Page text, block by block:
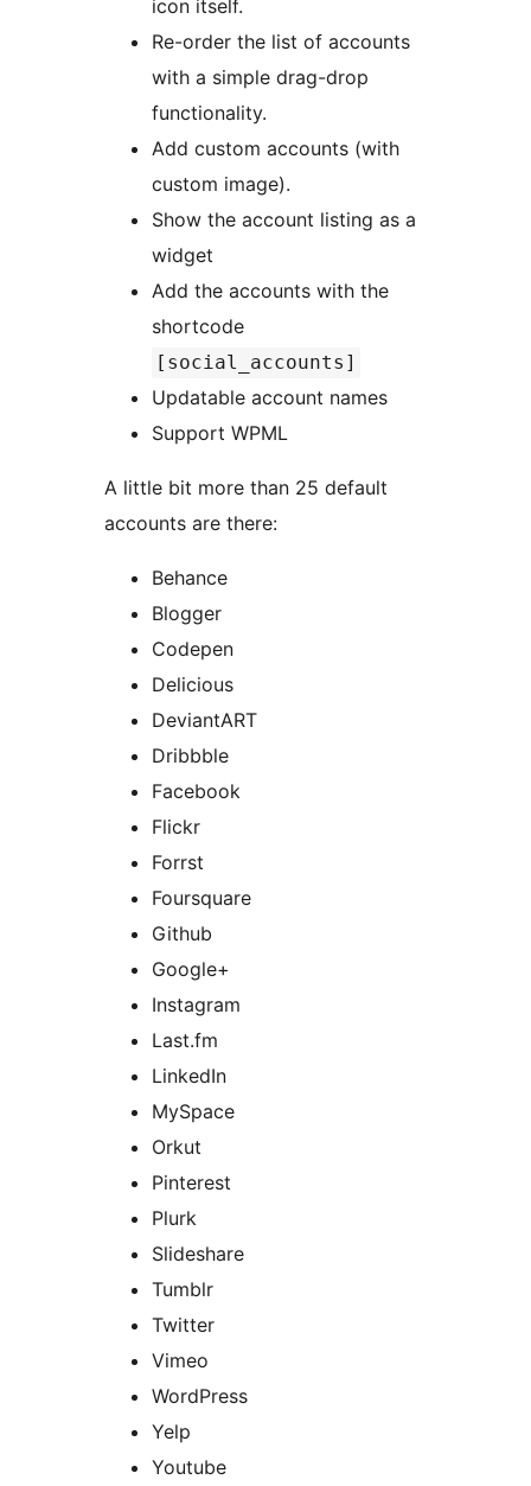
icon itself.
Re-order the list of accounts
with a simple drag-drop
functionality.
Add custom accounts (with
custom image).
Show the account listing as a
widget
Add the accounts with the
shortcode
[social_accounts]
Updatable account names
Support WPML
A little bit more than 25 default
accounts are there:
Behance
Blogger
Codepen
Delicious
DeviantART
Dribbble
Facebook
Flickr
Forrst
Foursquare
Github
Google+
Instagram
Last.fm
LinkedIn
MySpace
Orkut
Pinterest
Plurk
Slideshare
Tumblr
Twitter
Vimeo
WordPress
Yelp
Youtube